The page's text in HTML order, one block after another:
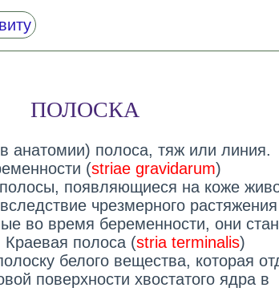
ПОЛОСКА
анатомии) полоса, тяж или линия.
(striae gravidarum)
появляющиеся на коже
чрезмерного
во время беременности, они
полоса (stria terminalis)
белого вещества, которая
поверхности хвостатого ядра в